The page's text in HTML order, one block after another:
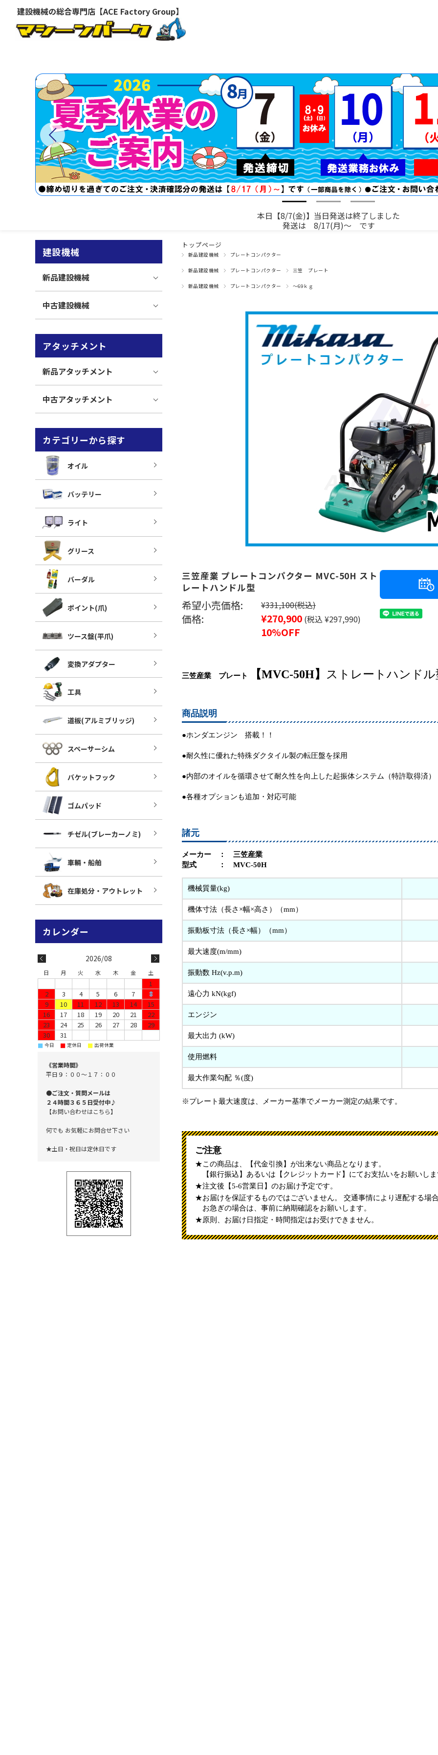
建設機械の総合専門店【ACE Factory Group】
本日【8/7(金)】当日発送は終了しました
発送は 8/17(月)～ です
トップページ
新品建設機械 プレートコンパクター
新品建設機械 プレートコンパクター 三笠 プレート
新品建設機械 プレートコンパクター ～69ｋｇ
三笠産業 プレートコンパクター MVC-50H スト
レートハンドル型
希望小売価格: ¥331,100(税込)
価格: ¥270,900 (税込 ¥297,990)
10%OFF
三笠産業 プレート 【MVC-50H】 ストレートハンドル
商品説明
●ホンダエンジン 搭載！！
●耐久性に優れた特殊ダクタイル製の転圧盤を採用
●内部のオイルを循環させて耐久性を向上した起振体システム（特許取得済）
●各種オプションも追加・対応可能
諸元
メーカー ： 三笠産業
型式 ： MVC-50H
機械質量(kg)
機体寸法（長さ×幅×高さ）（mm）
振動板寸法（長さ×幅）（mm）
最大速度(m/mm)
振動数 Hz(v.p.m)
遠心力 kN(kgf)
エンジン
最大出力 (kW)
使用燃料
最大作業勾配 ％(度)
※プレート最大速度は、メーカー基準でメーカー測定の結果です。
ご注意
この商品は、【代金引換】が出来ない商品となります。
【銀行振込】あるいは【クレジットカード】にてお支払いをお願いし
注文後【5-6営業日】のお届け予定です。
お届けを保証するものではございません。 交通事情により遅配する場
お急ぎの場合は、事前に納期確認をお願いします。
原則、お届け日指定・時間指定はお受けできません。
建設機械
新品建設機械
中古建設機械
アタッチメント
新品アタッチメント
中古アタッチメント
カテゴリーから探す
オイル
バッテリー
ライト
グリース
バーダル
ポイント(爪)
ツース盤(平爪)
変換アダプター
工具
道板(アルミブリッジ)
スペーサーシム
バケットフック
ゴムパッド
チゼル(ブレーカーノミ)
車輛・船舶
在庫処分・アウトレット
2026/08
日 月 火 水 木 金 土
1
2
3 4 5 6 7
8
9
10 11 12 13 14
15
16
17 18 19 20 21
22
23
24 25 26 27 28
29
30
31
■ 今日 ■ 定休日 ■ 出荷休業
《営業時間》
平日９：００～１７：００
●ご注文・質問メールは
２４時間３６５日受付中♪
【お問い合わせはこちら】
何でも お気軽にお問合せ下さい
★土日・祝日は定休日です